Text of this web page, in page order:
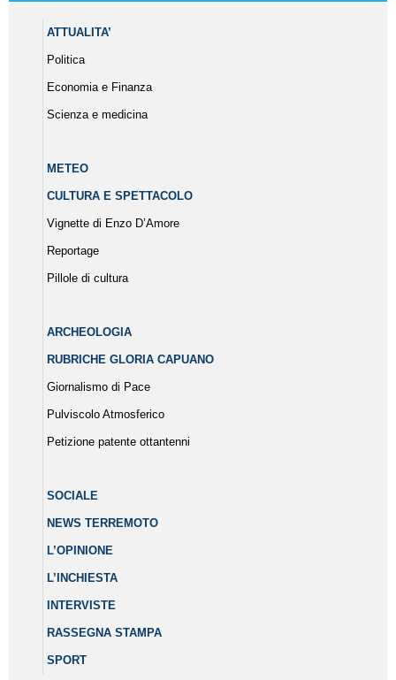
ATTUALITA’
Politica
Economia e Finanza
Scienza e medicina
METEO
CULTURA E SPETTACOLO
Vignette di Enzo D’Amore
Reportage
Pillole di cultura
ARCHEOLOGIA
RUBRICHE GLORIA CAPUANO
Giornalismo di Pace
Pulviscolo Atmosferico
Petizione patente ottantenni
SOCIALE
NEWS TERREMOTO
L’OPINIONE
L’INCHIESTA
INTERVISTE
RASSEGNA STAMPA
SPORT